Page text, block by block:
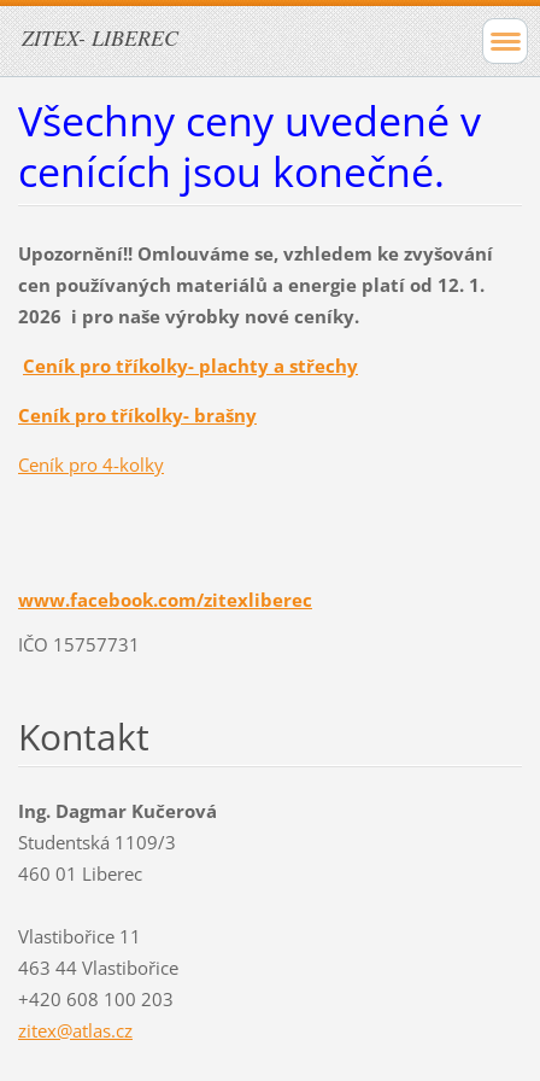
ZITEX- LIBEREC
Všechny ceny uvedené v
cenících jsou konečné.
Upozornění!! Omlouváme se, vzhledem ke zvyšování
cen používaných materiálů a energie platí od 12. 1.
2026 i pro naše výrobky nové ceníky.
Ceník pro tříkolky- plachty a střechy
Ceník pro tříkolky- brašny
Ceník pro 4-kolky
www.facebook.com/zitexliberec
IČO 15757731
Kontakt
Ing. Dagmar Kučerová
Studentská 1109/3
460 01 Liberec
Vlastibořice 11
463 44 Vlastibořice
+420 608 100 203
zitex@atlas.cz